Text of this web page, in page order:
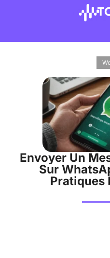
Envoyer Un
Sur
Pratiques